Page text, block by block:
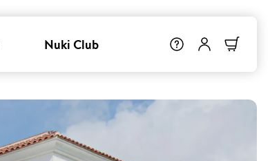
Nuki Club